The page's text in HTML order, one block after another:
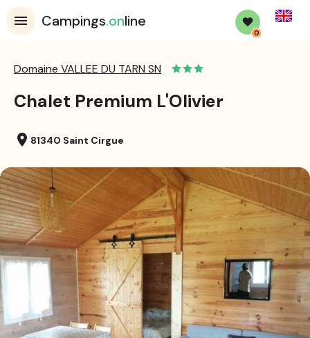
Campings.online
0
English
Domaine VALLEE DU TARN SN
Chalet Premium L'Olivier
location_on 81340 Saint Cirgue